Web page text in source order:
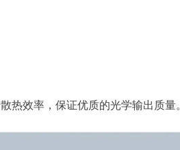
热效率，保证优质的光学输出质量。